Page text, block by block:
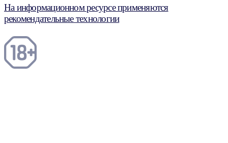
На информационном ресурсе применяются
рекомендательные технологии